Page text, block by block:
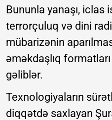
Bununla yanaşı, iclas
terrorçuluq və dini
mübarizənin
əməkdaşlıq formatları
gəliblər.
Texnologiyaların
diqqətdə saxlayan